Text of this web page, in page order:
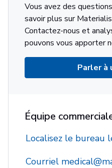
Vous avez des
savoir plus sur
Contactez-nous et
pouvons vous apporter
Parler à
Équipe
Localisez le bureau
Courriel